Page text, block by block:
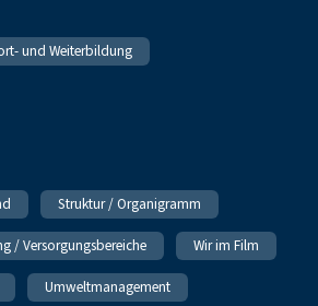
und Weiterbildung
Struktur / Organigramm
/ Versorgungsbereiche Wir im Film
Umweltmanagement